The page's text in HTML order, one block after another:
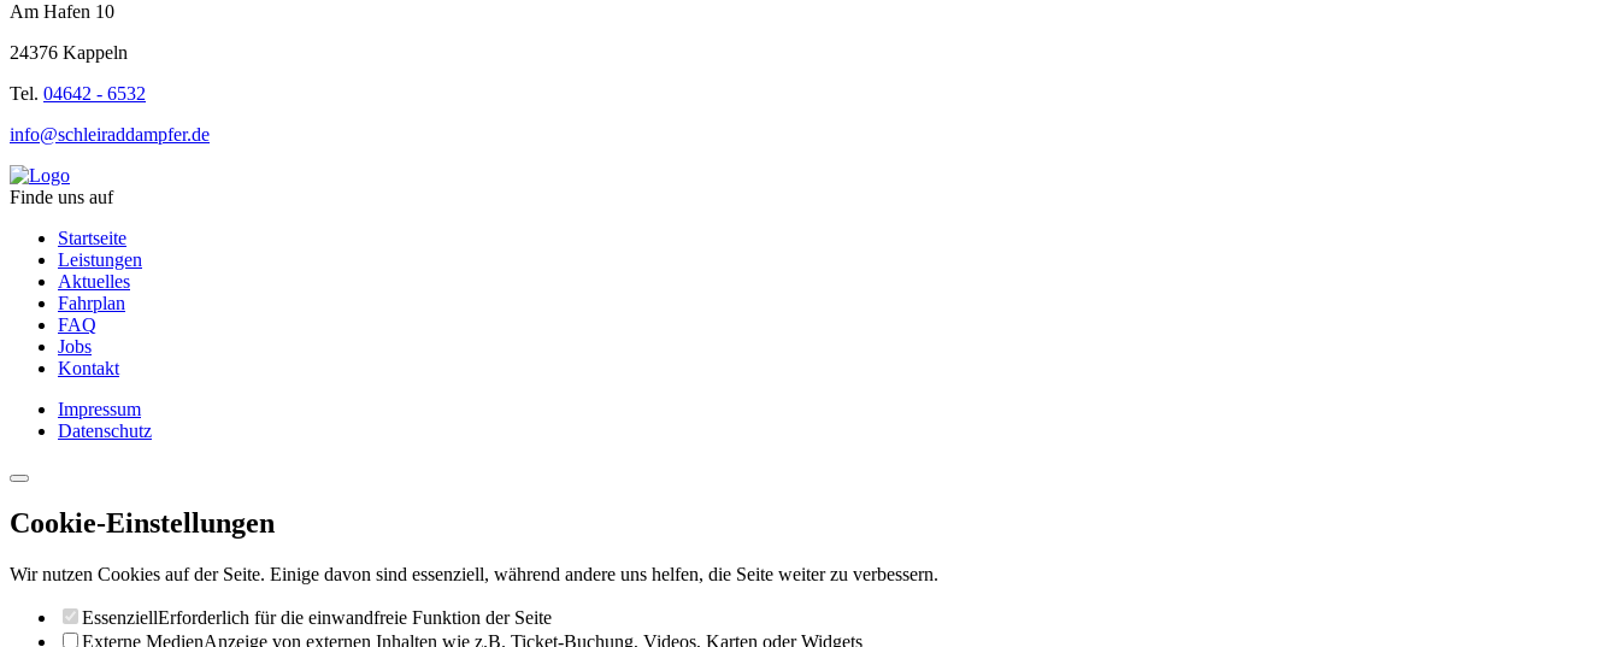
Am Hafen 10
24376 Kappeln
Tel. 04642 - 6532
info@schleiraddampfer.de
Finde uns auf
Startseite
Leistungen
Aktuelles
Fahrplan
FAQ
Jobs
Kontakt
Impressum
Datenschutz
Cookie-Einstellungen
Wir nutzen Cookies auf der Seite. Einige davon sind essenziell, während andere uns helfen, die Seite weiter zu verbessern.
EssenziellErforderlich für die einwandfreie Funktion der Seite
Externe MedienAnzeige von externen Inhalten wie z.B. Ticket-Buchung, Videos, Karten oder Widgets